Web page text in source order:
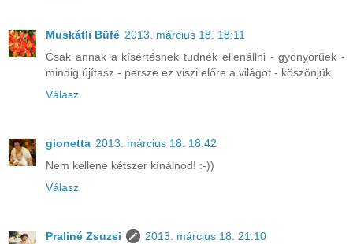
Muskátli Büfé 2013. március 18. 18:11
Csak annak a kísértésnek tudnék ellenállni - gyönyörűek -
mindig újítasz - persze ez viszi előre a világot - köszönjük
Válasz
gionetta 2013. március 18. 18:42
Nem kellene kétszer kínálnod! :-))
Válasz
Praliné Zsuzsi
2013. március 18. 21:10